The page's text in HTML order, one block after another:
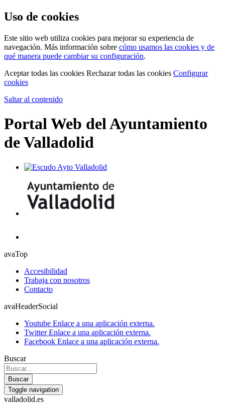
Uso de cookies
Este sitio web utiliza cookies para mejorar su experiencia de
navegación. Más información sobre cómo usamos las cookies y de
qué manera puede cambiar su configuración.
Aceptar todas las cookies Rechazar todas las cookies Configurar
cookies
Saltar al contenido
Portal Web del Ayuntamiento
de Valladolid
avaTop
Accesibilidad
Trabaja con nosotros
Contacto
avaHeaderSocial
Youtube Enlace a una aplicación externa.
TwitterEnlace a una aplicación externa.
Facebook Enlace a una aplicación externa.
Buscar
Buscar
Toggle navigation
valladolid.es